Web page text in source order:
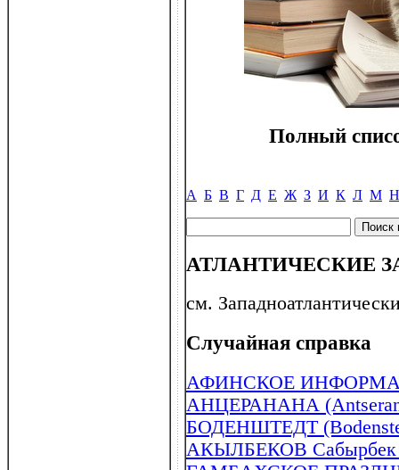
Полный
А Б В Г Д Е Ж З И К Л М Н
АТЛАНТИЧЕСКИЕ
см.
Случайная справка
АФИНСКОЕ
АНЦЕРАНАНА
БОДЕНШТЕДТ
АКЫЛБЕКОВ Сабырбек